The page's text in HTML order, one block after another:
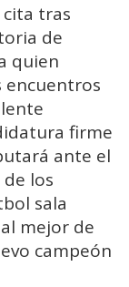
cita tras
de
quien
encuentros
firme
ante el
los
sala
mejor de
campeón